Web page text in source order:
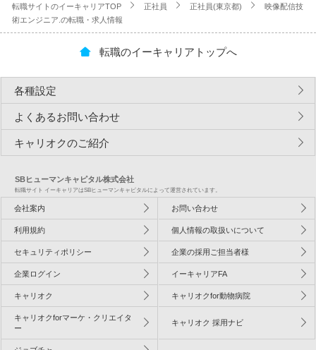
転職サイトのイーキャリアTOP
正社員 正社員(東京都)
映像配信技
術エンジニア.の転職・求人情報
転職のイーキャリアトップへ
各種設定
よくあるお問い合わせ
キャリオクのご紹介
SBヒューマンキャピタル株式会社
転職サイト イーキャリアはSBヒューマンキャピタルによって運営されています。
会社案内 お問い合わせ
利用規約 個人情報の取扱いについて
セキュリティポリシー 企業の採用ご担当者様
企業ログイン イーキャリアFA
キャリオク キャリオクfor動物病院
キャリオクforマーケ・クリエイタ
ー
キャリオク 採用ナビ